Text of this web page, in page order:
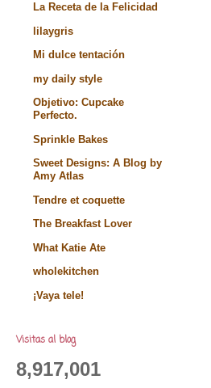
La Receta de la Felicidad
lilaygris
Mi dulce tentación
my daily style
Objetivo: Cupcake
Perfecto.
Sprinkle Bakes
Sweet Designs: A Blog by
Amy Atlas
Tendre et coquette
The Breakfast Lover
What Katie Ate
wholekitchen
¡Vaya tele!
Visitas al blog
8,917,001